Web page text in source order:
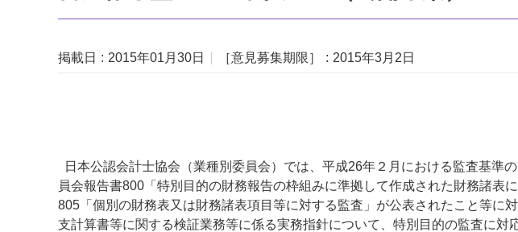
掲載日 2015年01月30日 ［意見募集期限］ 2015年3月2日
日本公認会計士協会（業種別委員会）では、平成26年２月における監査基準
員会報告書800「特別目的の財務報告の枠組みに準拠して作成された財務諸表
805「個別の財務表又は財務諸表項目等に対する監査」が公表されたこと等に
支計算書等に関する検証業務等に係る実務指針について、特別目的の監査に対